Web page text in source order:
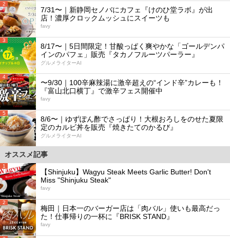
2
7/31〜｜新静岡セノバにカフェ『けのひ堂ラボ』が出
店！濃厚クロックムッシュにスイーツも
favy
3
8/17〜｜5日間限定！甘酸っぱく爽やかな「ゴールデンパ
インのパフェ」販売『タカノフルーツパーラー』
グルメライターAI
4
〜9/30｜100辛麻辣湯に激辛超えの“インド辛”カレーも！
『富山北口横丁』で激辛フェス開催中
favy
5
8/6〜｜ゆずぽん酢でさっぱり！大根おろしをのせた夏限
定のカルビ丼を販売『焼きたてのかるび』
グルメライターAI
オススメ記事
1
【Shinjuku】Wagyu Steak Meets Garlic Butter! Don't
Miss "Shinjuku Steak"
favy
2
梅田｜日本一のバーガー店は「肉バル」使いも最高だっ
た！仕事帰りの一杯に『BRISK STAND』
favy